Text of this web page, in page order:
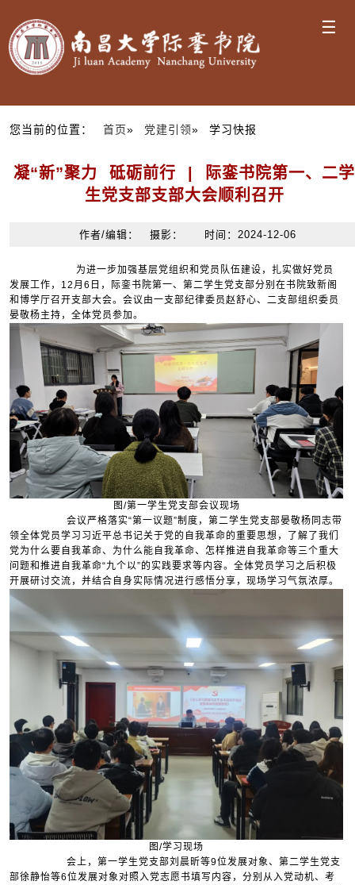
☰
您当前的位置： 首页» 党建引领» 学习快报
凝“新”聚力 砥砺前行 | 际銮书院第一、二学
生党支部支部大会顺利召开
作者/编辑： 摄影： 时间：2024-12-06
为进一步加强基层党组织和党员队伍建设，扎实做好党员
发展工作，12月6日，际銮书院第一、第二学生党支部分别在书院致新阁
和博学厅召开支部大会。会议由一支部纪律委员赵舒心、二支部组织委员
晏敬杨主持，全体党员参加。
图/第一学生党支部会议现场
会议严格落实“第一议题”制度，第二学生党支部晏敬杨同志带
领全体党员学习习近平总书记关于党的自我革命的重要思想，了解了我们
党为什么要自我革命、为什么能自我革命、怎样推进自我革命等三个重大
问题和推进自我革命“九个以”的实践要求等内容。全体党员学习之后积极
开展研讨交流，并结合自身实际情况进行感悟分享，现场学习气氛浓厚。
图/学习现场
会上，第一学生党支部刘晨昕等9位发展对象、第二学生党支
部徐静怡等6位发展对象对照入党志愿书填写内容，分别从入党动机、考